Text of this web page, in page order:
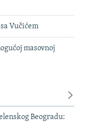
Vučićem
masovnoj
Beogradu: